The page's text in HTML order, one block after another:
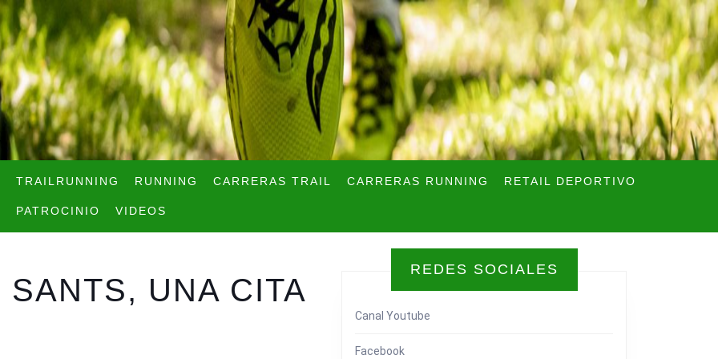
TRAILRUNNING RUNNING CARRERAS TRAIL CARRERAS RUNNING RETAIL DEPORTIVO
PATROCINIO VIDEOS
UNA CITA
REDES SOCIALES
Canal Youtube
Facebook